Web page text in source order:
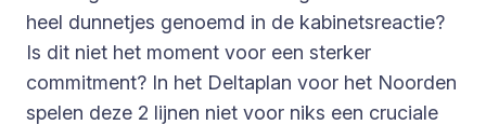
heel dunnetjes genoemd in de kabinetsreactie?
Is dit niet het moment voor een sterker
commitment? In het Deltaplan voor het Noorden
spelen deze 2 lijnen niet voor niks een cruciale